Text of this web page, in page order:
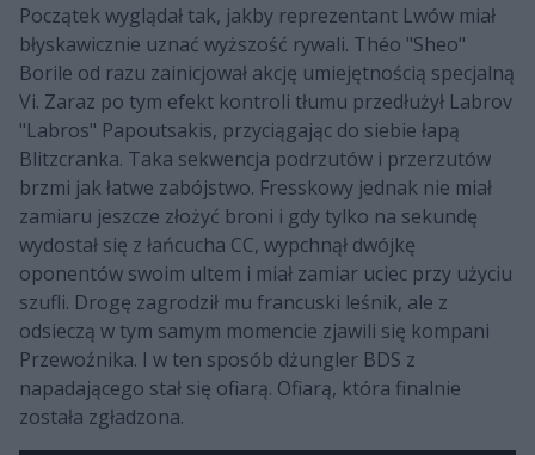
Początek wyglądał tak, jakby reprezentant Lwów miał
błyskawicznie uznać wyższość rywali. Théo "Sheo"
Borile od razu zainicjował akcję umiejętnością specjalną
Vi. Zaraz po tym efekt kontroli tłumu przedłużył Labrov
"Labros" Papoutsakis, przyciągając do siebie łapą
Blitzcranka. Taka sekwencja podrzutów i przerzutów
brzmi jak łatwe zabójstwo. Fresskowy jednak nie miał
zamiaru jeszcze złożyć broni i gdy tylko na sekundę
wydostał się z łańcucha CC, wypchnął dwójkę
oponentów swoim ultem i miał zamiar uciec przy użyciu
szufli. Drogę zagrodził mu francuski leśnik, ale z
odsieczą w tym samym momencie zjawili się kompani
Przewoźnika. I w ten sposób dżungler BDS z
napadającego stał się ofiarą. Ofiarą, która finalnie
została zgładzona.